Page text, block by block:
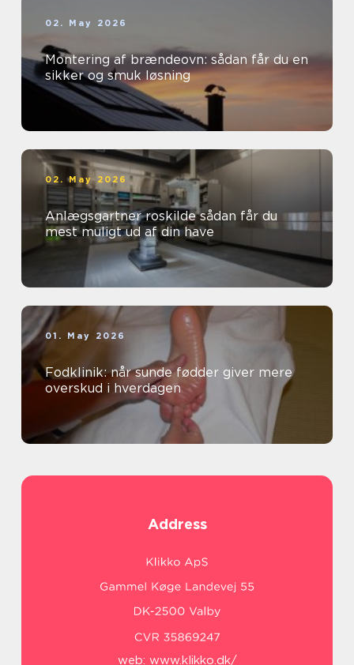
02. May 2026
Montering af brændeovn: sådan får du en
sikker og smuk løsning
02. May 2026
Anlægsgartner roskilde sådan får du
mest muligt ud af din have
01. May 2026
Fodklinik: når sunde fødder giver mere
overskud i hverdagen
Address
web: www.klikko.dk/